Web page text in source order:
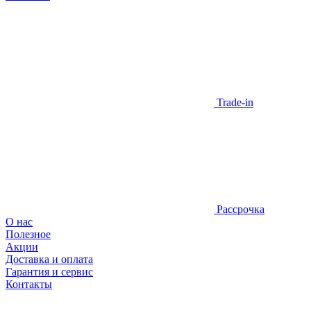
Trade-in
Рассрочка
О нас
Полезное
Акции
Доставка и оплата
Гарантия и сервис
Контакты